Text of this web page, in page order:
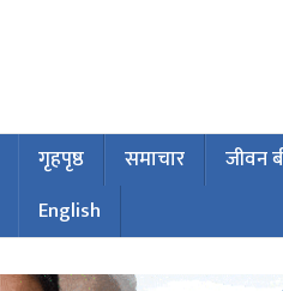
गृहपृष्ठ समाचार जीवन
English